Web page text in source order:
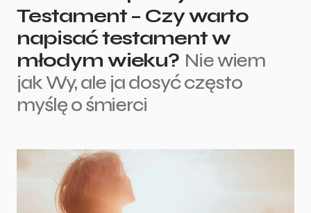
Testament – Czy warto
napisać testament w
młodym wieku? Nie wiem
jak Wy, ale ja dosyć często
myślę o śmierci